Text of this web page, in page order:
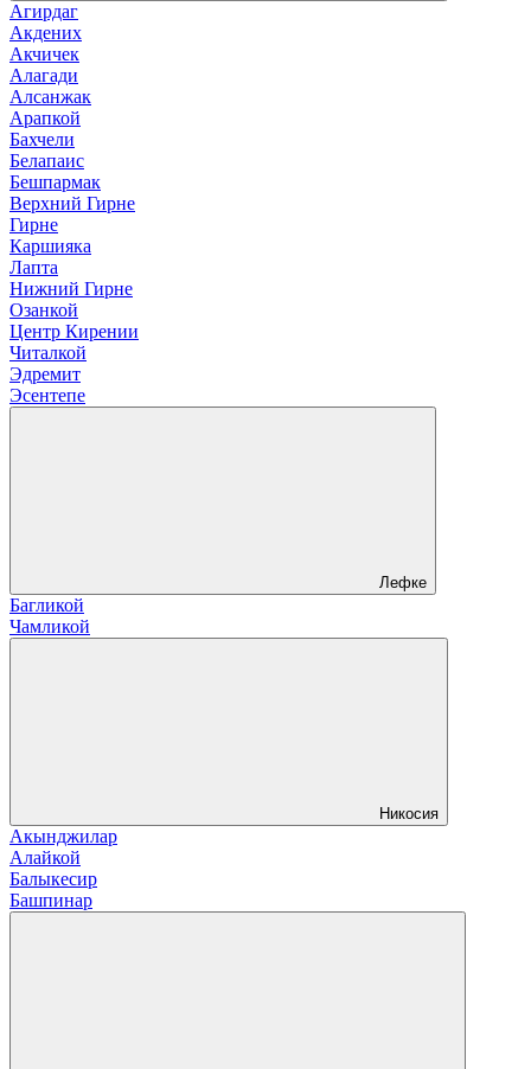
Агирдаг
Акдених
Акчичек
Алагади
Алсанжак
Арапкой
Бахчели
Белапаис
Бешпармак
Верхний Гирне
Гирне
Каршияка
Лапта
Нижний Гирне
Озанкой
Центр Кирении
Читалкой
Эдремит
Эсентепе
Лефке
Багликой
Чамликой
Никосия
Акынджилар
Алайкой
Балыкесир
Башпинар